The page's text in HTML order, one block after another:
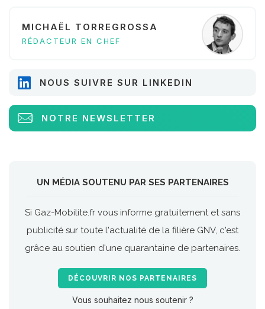
MICHAËL TORREGROSSA
RÉDACTEUR EN CHEF
NOUS SUIVRE SUR LINKEDIN
NOTRE NEWSLETTER
UN MÉDIA SOUTENU PAR SES PARTENAIRES
Si Gaz-Mobilite.fr vous informe gratuitement et sans
publicité sur toute l'actualité de la filière GNV, c'est
grâce au soutien d'une quarantaine de partenaires.
DÉCOUVRIR NOS PARTENAIRES
Vous souhaitez nous soutenir ?